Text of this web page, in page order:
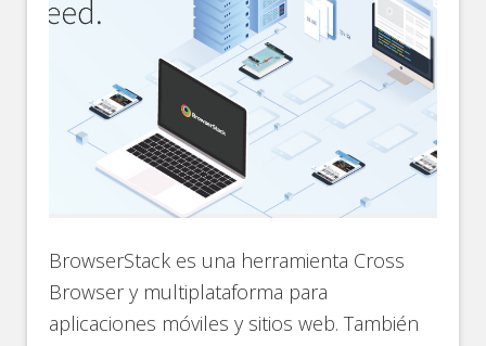
BrowserStack es una herramienta Cross
Browser y multiplataforma para
aplicaciones móviles y sitios web. También